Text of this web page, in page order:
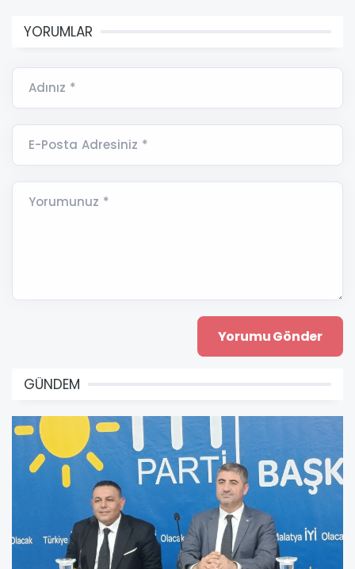
YORUMLAR
Adınız *
E-Posta Adresiniz *
Yorumunuz *
GÜNDEM